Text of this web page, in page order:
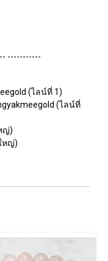
-----------
(ไลน์ที่ 1)
(ไลน์ที่
ญ่)
หญ่)